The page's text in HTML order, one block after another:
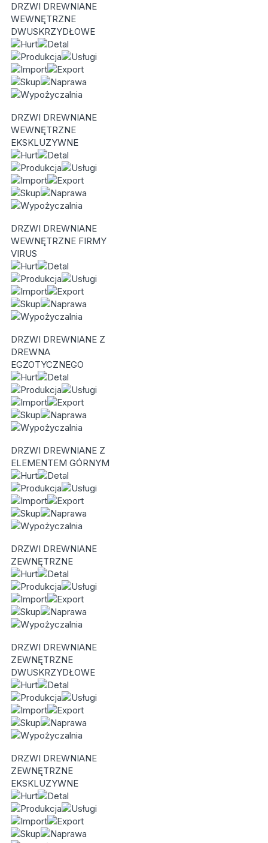
DRZWI DREWNIANE
WEWNĘTRZNE
DWUSKRZYDŁOWE
DRZWI DREWNIANE
WEWNĘTRZNE
EKSKLUZYWNE
DRZWI DREWNIANE
WEWNĘTRZNE FIRMY
VIRUS
DRZWI DREWNIANE Z
DREWNA
EGZOTYCZNEGO
DRZWI DREWNIANE Z
ELEMENTEM GÓRNYM
DRZWI DREWNIANE
ZEWNĘTRZNE
DRZWI DREWNIANE
ZEWNĘTRZNE
DWUSKRZYDŁOWE
DRZWI DREWNIANE
ZEWNĘTRZNE
EKSKLUZYWNE